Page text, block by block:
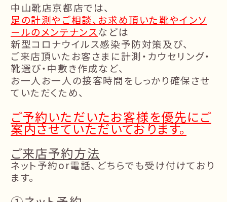
中山靴店京都店では、
足の計測やご相談、お求め頂いた靴やインソ
ールのメンテナンスなどは
新型コロナウイルス感染予防対策及び、
ご来店頂いたお客さまに計測・カウセリング・
靴選び・中敷き作成など、
お一人お一人の接客時間をしっかり確保させ
ていただくため、
ご予約いただいたお客様を優先にご
案内させていただいております。
ご来店予約方法
ネット予約or電話、どちらでも受け付けており
ます。